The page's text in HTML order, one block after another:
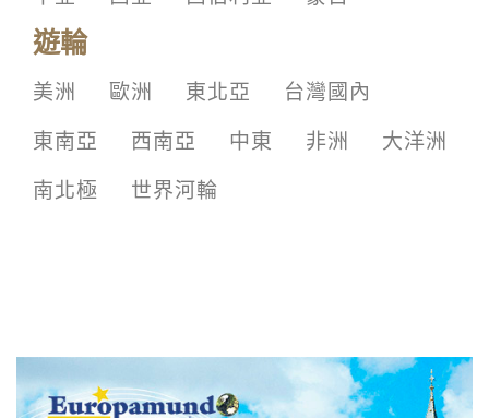
遊輪
美洲 歐洲 東北亞
台灣國內
東南亞
西南亞 中東 非洲
大洋洲
南北極
世界河輪